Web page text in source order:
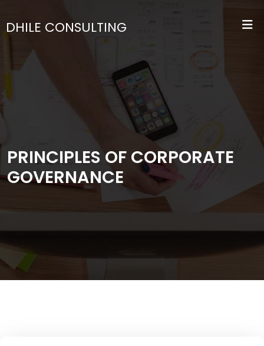
DHILE CONSULTING
PRINCIPLES OF CORPORATE
GOVERNANCE